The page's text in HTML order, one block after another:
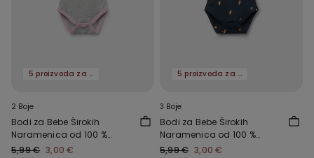
5 proizvoda za -70%
2 Boje
Bodi za Bebe Širokih
Naramenica od 100 %
Pamuka s Printom
5,99 € 3,00 €
5 proizvoda za -70%
3 Boje
Bodi za Bebe Širokih
Naramenica od 100 %
Pamuka s Printom
5,99 € 3,00 €